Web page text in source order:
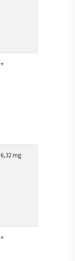
+
6,32 mg
+